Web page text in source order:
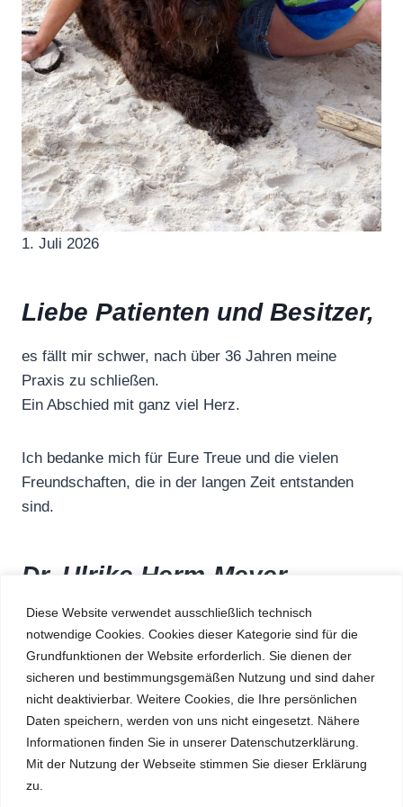
Diese Website verwendet ausschließlich technisch
notwendige Cookies. Cookies dieser Kategorie sind für die
Grundfunktionen der Website erforderlich. Sie dienen der
sicheren und bestimmungsgemäßen Nutzung und sind daher
nicht deaktivierbar. Weitere Cookies, die Ihre persönlichen
Daten speichern, werden von uns nicht eingesetzt. Nähere
Informationen finden Sie in unserer Datenschutzerklärung.
Mit der Nutzung der Webseite stimmen Sie dieser Erklärung
zu.
1. Juli 2026
Liebe Patienten und Besitzer,
es fällt mir schwer, nach über 36 Jahren meine
Praxis zu schließen.
Ein Abschied mit ganz viel Herz.
Ich bedanke mich für Eure Treue und die vielen
Freundschaften, die in der langen Zeit entstanden
sind.
Dr. Ulrike Herm-Meyer
Impressum Datenschutz